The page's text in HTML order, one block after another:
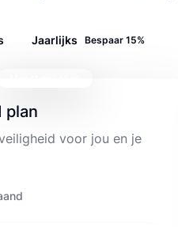
Jaarlijks Bespaar 15%
plan
voor jou en je